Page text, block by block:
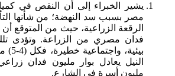
يشير الخبراء إلى أن النقص في
مصر بسبب سد النهضة؛ من شأنها
فدان مصري من الزراعة. وتؤدى تلك
مليون أسرة في الشارع.